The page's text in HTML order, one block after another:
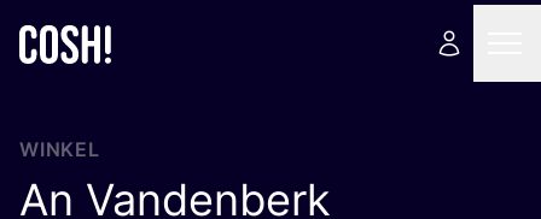
WINKEL
An Vandenberk